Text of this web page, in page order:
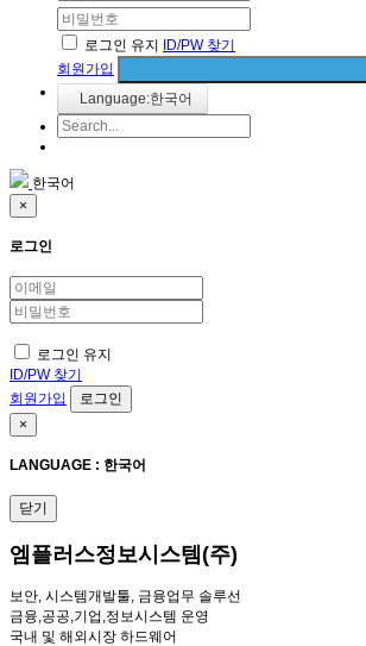
로그인 유지 ID/PW 찾기
회원가입
Language:한국어
한국어
×
로그인
로그인 유지
ID/PW 찾기
회원가입
×
LANGUAGE : 한국어
닫기
엠플러스정보시스템(주)
보안, 시스템개발툴, 금융업무 솔루선
금융,공공,기업,정보시스템 운영
국내 및 해외시장 하드웨어